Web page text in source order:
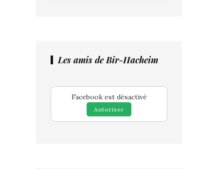
Les amis de Bir-Hacheim
Facebook est désactivé
Autoriser